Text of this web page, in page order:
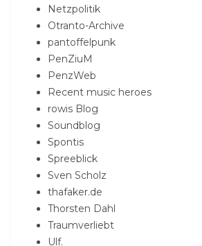
Netzpolitik
Otranto-Archive
pantoffelpunk
PenZiuM
PenzWeb
Recent music heroes
rowis Blog
Soundblog
Spontis
Spreeblick
Sven Scholz
thafaker.de
Thorsten Dahl
Traumverliebt
Ulf.